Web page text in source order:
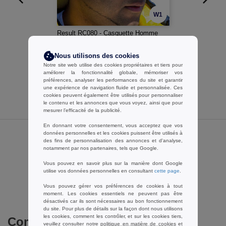
W1
Result RC080 - Casquette Homme
1,59 €
2,30 €
Avis sur Atlantis AT024
Commandes en gros
Nous utilisons des cookies
Notre site web utilise des cookies propriétaires et tiers pour
améliorer la fonctionnalité globale, mémoriser vos
préférences, analyser les performances du site et garantir
une expérience de navigation fluide et personnalisée. Ces
cookies peuvent également être utilisés pour personnaliser
le contenu et les annonces que vous voyez, ainsi que pour
mesurer l’efficacité de la publicité.
En donnant votre consentement, vous acceptez que vos
données personnelles et les cookies puissent être utilisés à
des fins de personnalisation des annonces et d'analyse,
notamment par nos partenaires, tels que Google.
Vous pouvez en savoir plus sur la manière dont Google
utilise vos données personnelles en consultant cette page
Vous pouvez gérer vos préférences de cookies à tout
moment. Les cookies essentiels ne peuvent pas être
désactivés car ils sont nécessaires au bon fonctionnement
du site. Pour plus de détails sur la façon dont nous utilisons
les cookies, comment les contrôler, et sur les cookies tiers,
veuillez consulter notrepolitique en matière de cookieset